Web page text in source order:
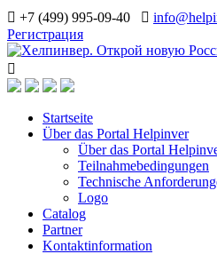
+7 (499) 995-09-40
Регистрация
Startseite
Über das Portal Helpinver
Über das Portal
Teilnahmebedingungen
Technische
Logo
Catalog
Partner
Kontaktinformation